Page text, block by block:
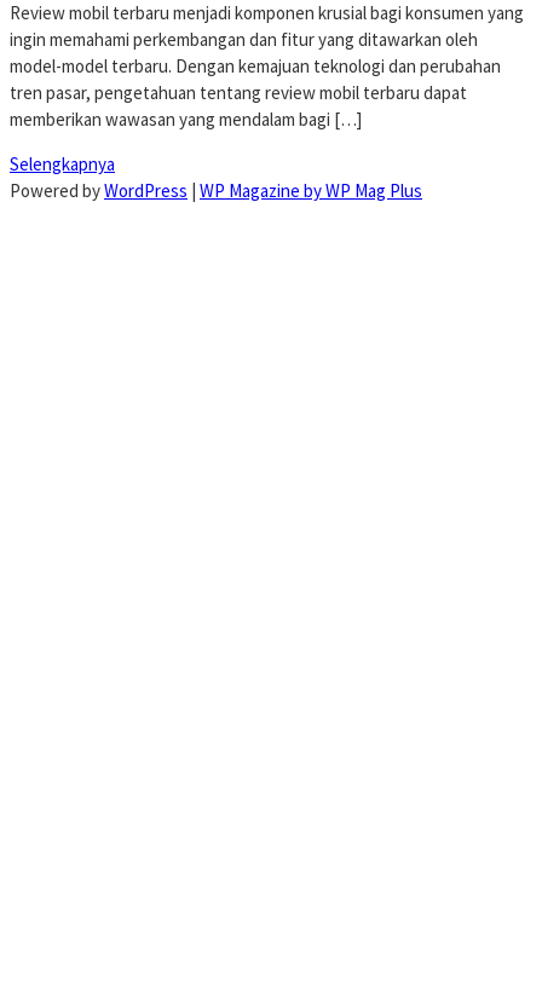
Review mobil terbaru menjadi komponen krusial bagi konsumen yang
ingin memahami perkembangan dan fitur yang ditawarkan oleh
model-model terbaru. Dengan kemajuan teknologi dan perubahan
tren pasar, pengetahuan tentang review mobil terbaru dapat
memberikan wawasan yang mendalam bagi […]
Selengkapnya
Powered byWordPress | WP Magazine by WP Mag Plus